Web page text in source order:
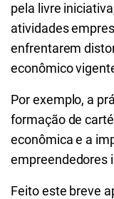
pela livre
atividades
enfrentarem
econômico
Por exemplo, a
formação de
econômica e a
empreendedores
Feito este breve